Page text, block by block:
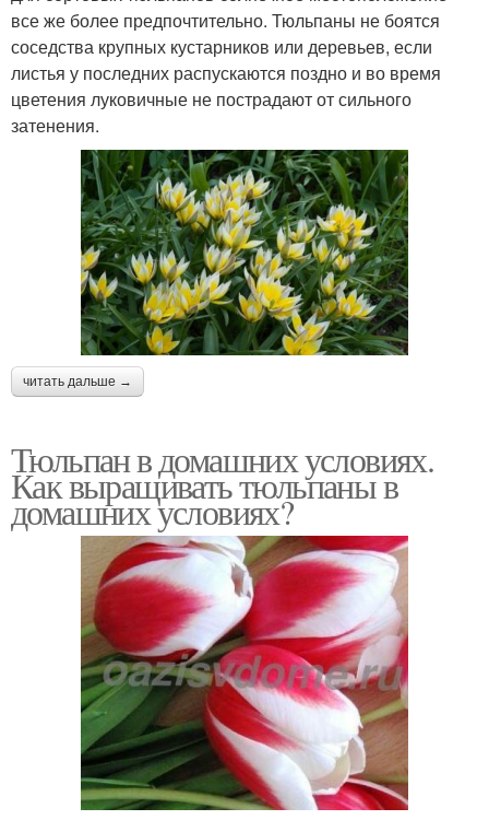
все же более предпочтительно. Тюльпаны не боятся
соседства крупных кустарников или деревьев, если
листья у последних распускаются поздно и во время
цветения луковичные не пострадают от сильного
затенения.
читать дальше →
Тюльпан в домашних условиях.
Как выращивать тюльпаны в
домашних условиях?